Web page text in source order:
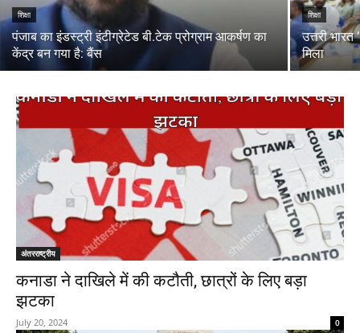
शिक्षा
पंजाब का इंडस्ट्री इंटीग्रेटेड बी.टेक प्रोग्राम आकर्षण का
केंद्र बन गया है: बैंस
शिक्षा
उत्तरी भारत
मिला
अंतरराष्ट्रीय
कनाडा ने दाखिले में की कटौती, छात्रों के लिए बड़ा
झटका
July 20, 2024 0